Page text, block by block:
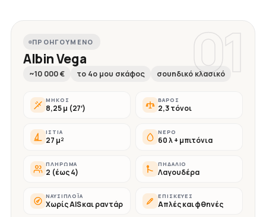
01
ΠΡΟΗΓΟΎΜΕΝΟ
Albin Vega
~10 000 € το 4ο μου σκάφος σουηδικό κλασικό
ΜΉΚΟΣ
8,25 μ (27′)
ΒΆΡΟΣ
2,3 τόνοι
ΙΣΤΊΑ
27 μ²
ΝΕΡΌ
60 λ + μπιτόνια
ΠΛΉΡΩΜΑ
2 (έως 4)
ΠΗΔΆΛΙΟ
Λαγουδέρα
ΝΑΥΣΙΠΛΟΪ́Α
Χωρίς AIS και ραντάρ
ΕΠΙΣΚΕΥΈΣ
Απλές και φθηνές